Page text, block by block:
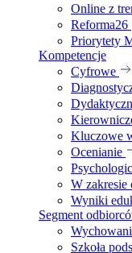
Online z
Reforma26
Priorytety
Kompetencje
Cyfrowe
Kluczowe
Ocenianie
W zakresie
Wyniki
Segment
Szkoła